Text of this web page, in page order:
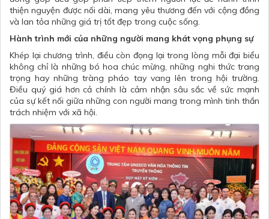
thiện nguyện được nối dài, mang yêu thương đến với cộng đồng
và lan tỏa những giá trị tốt đẹp trong cuộc sống.
Hành trình mới của những người mang khát vọng phụng sự
Khép lại chương trình, điều còn đọng lại trong lòng mỗi đại biểu
không chỉ là những bó hoa chúc mừng, những nghi thức trang
trọng hay những tràng pháo tay vang lên trong hội trường.
Điều quý giá hơn cả chính là cảm nhận sâu sắc về sức mạnh
của sự kết nối giữa những con người mang trong mình tinh thần
trách nhiệm với xã hội.